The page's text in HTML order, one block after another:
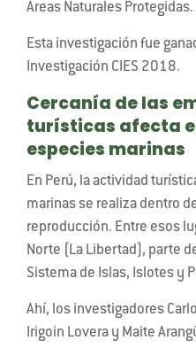
Áreas Naturales Protegidas.
Esta investigación fue
Investigación CIES 2018.
Cercanía de las
turísticas afecta
especies marinas
En Perú, la actividad
marinas se realiza dentro
reproducción. Entre esos
Norte (La Libertad), parte
Sistema de Islas, Islotes y
Ahí, los investigadores
Irigoin Lovera y Maite